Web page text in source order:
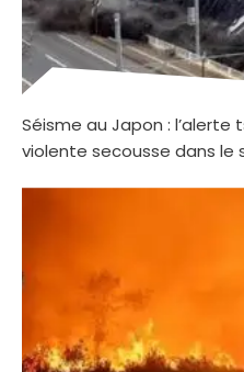
Séisme au Japon : l’alerte
violente secousse dans le